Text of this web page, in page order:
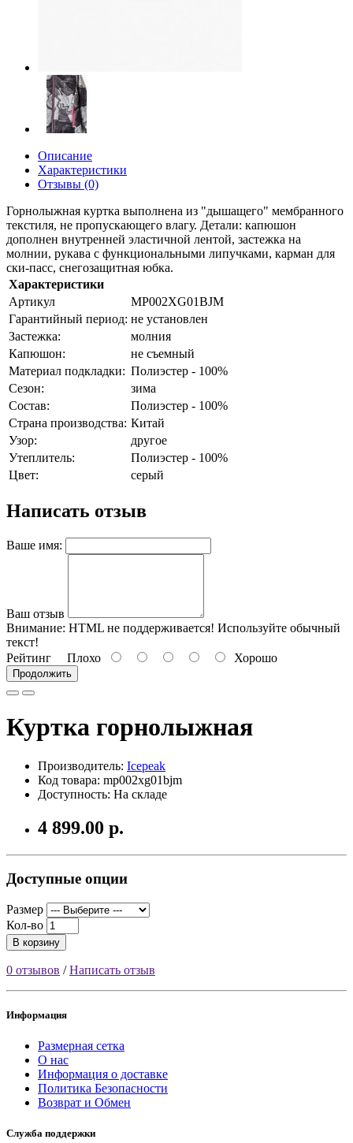
Описание
Характеристики
Отзывы (0)
Горнолыжная куртка выполнена из "дышащего" мембранного
текстиля, не пропускающего влагу. Детали: капюшон
дополнен внутренней эластичной лентой, застежка на
молнии, рукава с функциональными липучками, карман для
ски-пасс, снегозащитная юбка.
Характеристики
Артикул
MP002XG01BJM
Гарантийный период: не установлен
Застежка:
молния
Капюшон:
не съемный
Материал подкладки: Полиэстер - 100%
Сезон:
зима
Состав:
Полиэстер - 100%
Страна производства: Китай
Узор:
другое
Утеплитель:
Полиэстер - 100%
Цвет:
серый
Написать отзыв
Ваше имя:
Ваш отзыв
Внимание: HTML не поддерживается! Используйте обычный
текст!
Рейтинг Плохо Хорошо
Продолжить
Куртка горнолыжная
Производитель: Icepeak
Код товара: mp002xg01bjm
Доступность: На складе
4 899.00 р.
Доступные опции
Размер
Кол-во
В корзину
0 отзывов /Написать отзыв
Информация
Размерная сетка
О нас
Информация о доставке
Политика Безопасности
Возврат и Обмен
Служба поддержки